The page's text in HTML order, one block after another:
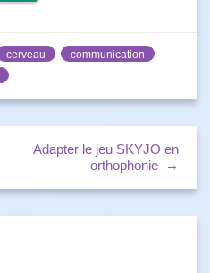
cerveau
communication
Adapter le jeu SKYJO en
orthophonie →